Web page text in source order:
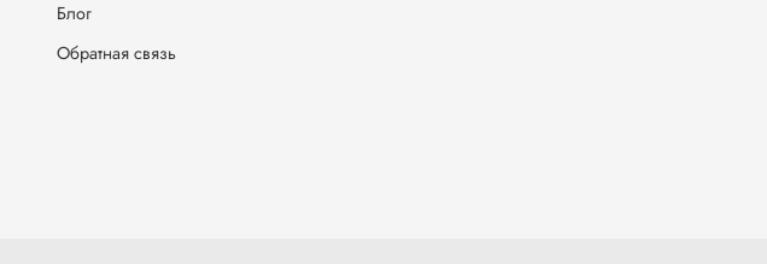
Блог
Обратная связь